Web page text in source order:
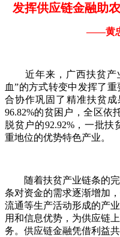
发挥供应链金融助
——黄
近年来，广西扶贫产
血”的方式转变中发挥了
合协作巩固了精准扶贫成
96.82%的贫困户，全区依
脱贫户的92.92%，一批
重地位的优势特色产业。
随着扶贫产业链条的完
条对资金的需求逐渐增加
流通等生产活动形成的产
用和信息优势，为供应链
务。供应链金融凭借利益